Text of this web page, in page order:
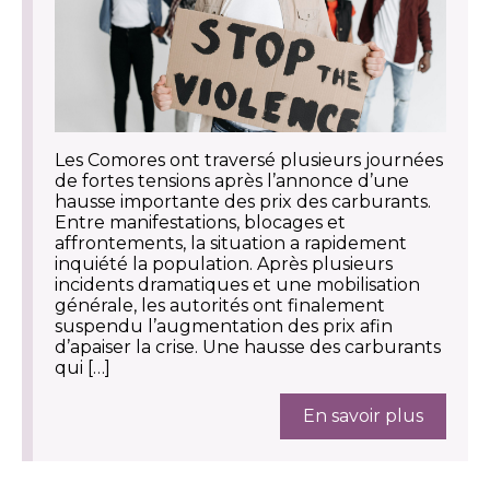
Les Comores ont traversé plusieurs journées
de fortes tensions après l’annonce d’une
hausse importante des prix des carburants.
Entre manifestations, blocages et
affrontements, la situation a rapidement
inquiété la population. Après plusieurs
incidents dramatiques et une mobilisation
générale, les autorités ont finalement
suspendu l’augmentation des prix afin
d’apaiser la crise. Une hausse des carburants
qui […]
En savoir plus